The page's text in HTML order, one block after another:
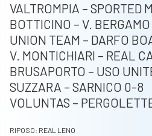
VALTROMPIA – SPORTED
BOTTICINO – V.
UNION TEAM – DARFO
V. MONTICHIARI – REAL
BRUSAPORTO – USO
SUZZARA – SARNICO 0-8
VOLUNTAS –
RIPOSO: REAL LENO